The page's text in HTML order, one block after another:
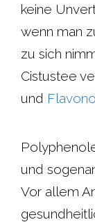
keine
wenn man
zu sich
Cistustee
und
und
Vor allem